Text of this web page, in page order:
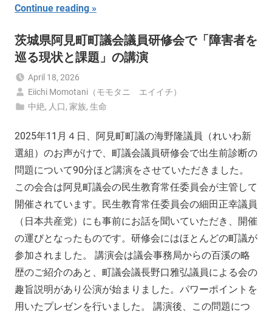
Continue reading
茨城県阿見町町議会議員研修会で「障害者を
巡る現状と課題」の講演
April 18, 2026
Eiichi Momotani（モモタニ エイイチ）
中絶, 人口,家族,生命
2025年11月４日、阿見町町議の海野隆議員（れいわ新
選組）のお声がけで、町議会議員研修会で出生前診断の
問題について90分ほど講演をさせていただきました。
この会合は阿見町議会の民生教育常任委員会が主管して
開催されています。民生教育常任委員会の細田正幸議員
（日本共産党）にも事前にお話を聞いていただき、開催
の運びとなったものです。研修会にはほとんどの町議が
参加されました。 講演会は議会事務局からの百溪の略
歴のご紹介のあと、町議会議長野口雅弘議員による会の
趣旨説明があり公演が始まりました。パワーポイントを
用いたプレゼンを行いました。 講演後、この問題につ